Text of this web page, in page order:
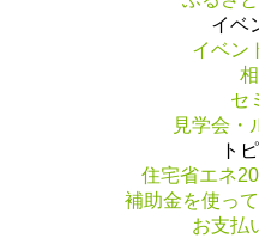
イベ
イベン
セ
見学会・
ト
住宅省エネ
補助金を使っ
お支払